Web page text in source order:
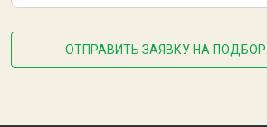
ОТПРАВИТЬ ЗАЯВКУ НА